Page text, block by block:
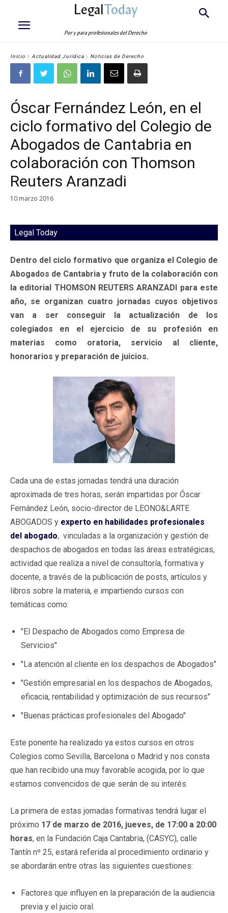
LegalToday
Por y para profesionales del Derecho
Inicio Actualidad Jurídica Noticias de Derecho
Óscar Fernández León, en el
ciclo formativo del Colegio de
Abogados de Cantabria en
colaboración con Thomson
Reuters Aranzadi
10 marzo 2016
Legal Today
Dentro del ciclo formativo que organiza el Colegio de
Abogados de Cantabria y fruto de la colaboración con
la editorial THOMSON REUTERS ARANZADI para este
año, se organizan cuatro jornadas cuyos objetivos
van a ser conseguir la actualización de los
colegiados en el ejercicio de su profesión en
materias como oratoria, servicio al cliente,
honorarios y preparación de juicios.
Cada una de estas jornadas tendrá una duración
aproximada de tres horas, serán impartidas por Óscar
Fernández León, socio-director de LEONO&LARTE
ABOGADOS y experto en habilidades profesionales
del abogado, vinculadas a la organización y gestión de
despachos de abogados en todas las áreas estratégicas,
actividad que realiza a nivel de consultoría, formativa y
docente, a través de la publicación de posts, artículos y
libros sobre la materia, e impartiendo cursos con
temáticas como:
"El Despacho de Abogados como Empresa de
Servicios"
"La atención al cliente en los despachos de Abogados"
"Gestión empresarial en los despachos de Abogados,
eficacia, rentabilidad y optimización de sus recursos"
"Buenas prácticas profesionales del Abogado"
Este ponente ha realizado ya estos cursos en otros
Colegios como Sevilla, Barcelona o Madrid y nos consta
que han recibido una muy favorable acogida, por lo que
estamos convencidos de que serán de su interés.
La primera de estas jornadas formativas tendrá lugar el
próximo 17 de marzo de 2016, jueves, de 17:00 a 20:00
horas, en la Fundación Caja Cantabria, (CASYC), calle
Tantín nº 25, estará referida al procedimiento ordinario y
se abordarán entre otras las siguientes cuestiones:
Factores que influyen en la preparación de la audiencia
previa y el juicio oral.